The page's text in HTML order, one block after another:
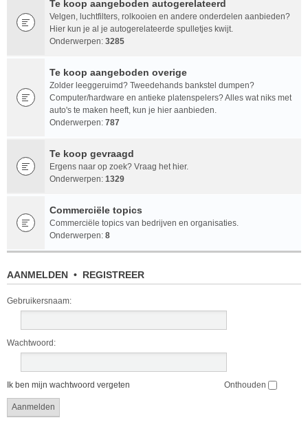
Te koop aangeboden autogerelateerd
Velgen, luchtfilters, rolkooien en andere onderdelen aanbieden?
Hier kun je al je autogerelateerde spulletjes kwijt.
Onderwerpen: 3285
Te koop aangeboden overige
Zolder leeggeruimd? Tweedehands bankstel dumpen?
Computer/hardware en antieke platenspelers? Alles wat niks met
auto's te maken heeft, kun je hier aanbieden.
Onderwerpen: 787
Te koop gevraagd
Ergens naar op zoek? Vraag het hier.
Onderwerpen: 1329
Commerciële topics
Commerciële topics van bedrijven en organisaties.
Onderwerpen: 8
AANMELDEN • REGISTREER
Gebruikersnaam:
Wachtwoord:
Ik ben mijn wachtwoord vergeten Onthouden